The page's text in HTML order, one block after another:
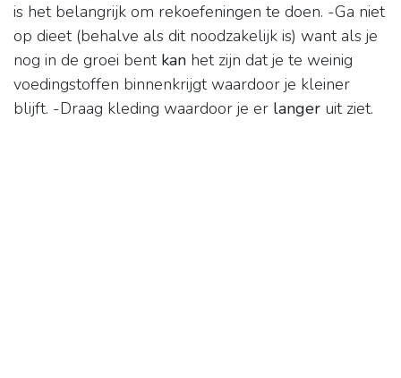
is het belangrijk om rekoefeningen te doen. -Ga niet
op dieet (behalve als dit noodzakelijk is) want als je
nog in de groei bent kan het zijn dat je te weinig
voedingstoffen binnenkrijgt waardoor je kleiner
blijft. -Draag kleding waardoor je er langer uit ziet.